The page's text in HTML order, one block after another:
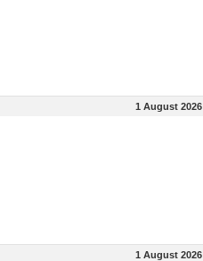
1 August 2026
1 August 2026